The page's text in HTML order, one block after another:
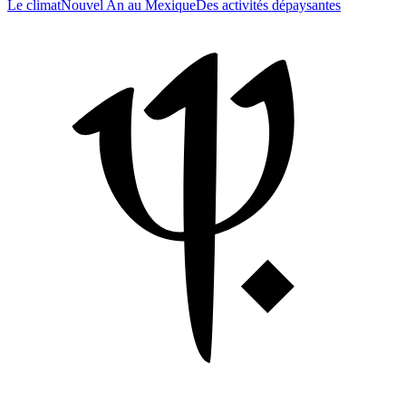
Le climatNouvel An au MexiqueDes activités dépaysantes